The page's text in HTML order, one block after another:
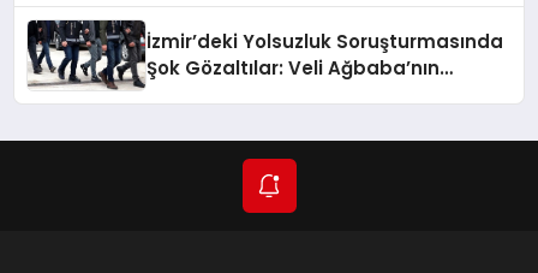
İzmir’deki Yolsuzluk Soruşturmasında
Şok Gözaltılar: Veli Ağbaba’nın